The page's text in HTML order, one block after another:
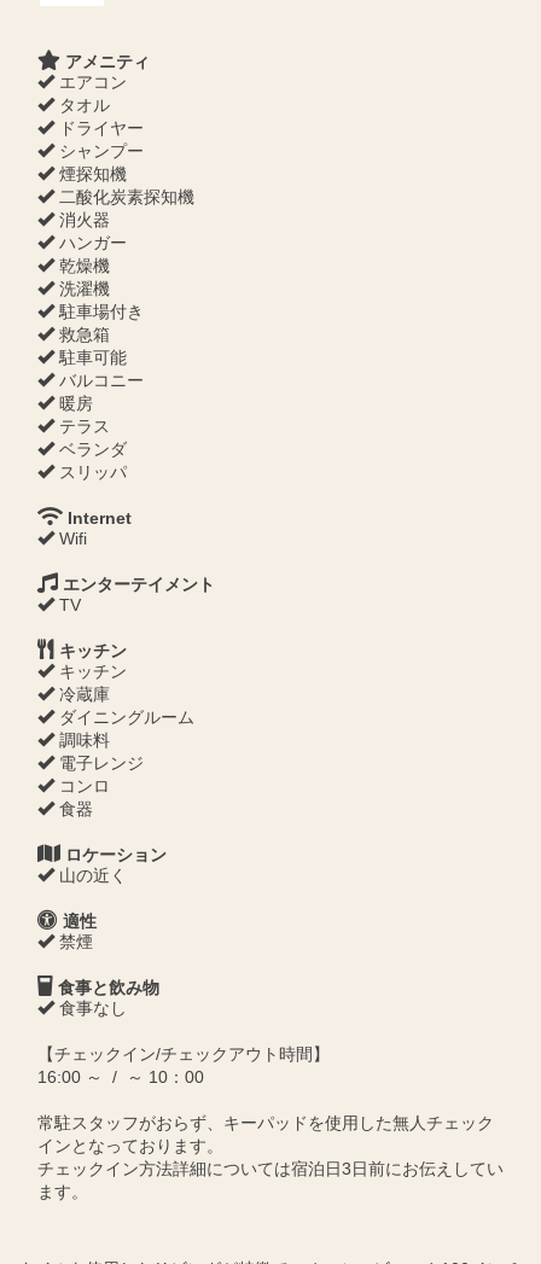
アメニティ
エアコン
タオル
ドライヤー
シャンプー
煙探知機
二酸化炭素探知機
消火器
ハンガー
乾燥機
洗濯機
駐車場付き
救急箱
駐車可能
バルコニー
暖房
テラス
ベランダ
スリッパ
Internet
Wifi
エンターテイメント
TV
キッチン
キッチン
冷蔵庫
ダイニングルーム
調味料
電子レンジ
コンロ
食器
ロケーション
山の近く
適性
禁煙
食事と飲み物
食事なし
【チェックイン/チェックアウト時間】
16:00 ～ / ～ 10：00
常駐スタッフがおらず、キーパッドを使用した無人チェック
インとなっております。
チェックイン方法詳細については宿泊日3日前にお伝えしてい
ます。